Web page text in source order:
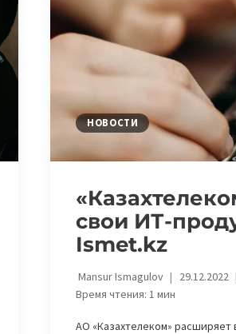
НОВОСТИ
свои ИТ-
Ismet.kz
Mansur Ismagulov
29.12.2022
Время чтения: 1мин
АО «Казахтелеком» расширяет